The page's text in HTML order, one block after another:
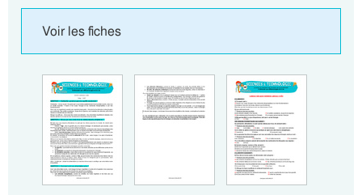
Voir les fiches